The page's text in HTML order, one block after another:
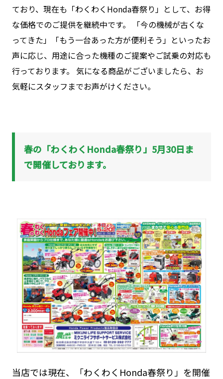
ており、現在も「わくわくHonda春祭り」として、お得
な価格でのご提供を継続中です。 「今の機械が古くな
ってきた」「もう一台あった方が便利そう」といったお
声に応じ、用途に合った機種のご提案やご試乗の対応も
行っております。 気になる商品がございましたら、お
気軽にスタッフまでお声がけください。
春の「わくわくHonda春祭り」5月30日ま
で開催しております。
当店では現在、「わくわくHonda春祭り」を開催